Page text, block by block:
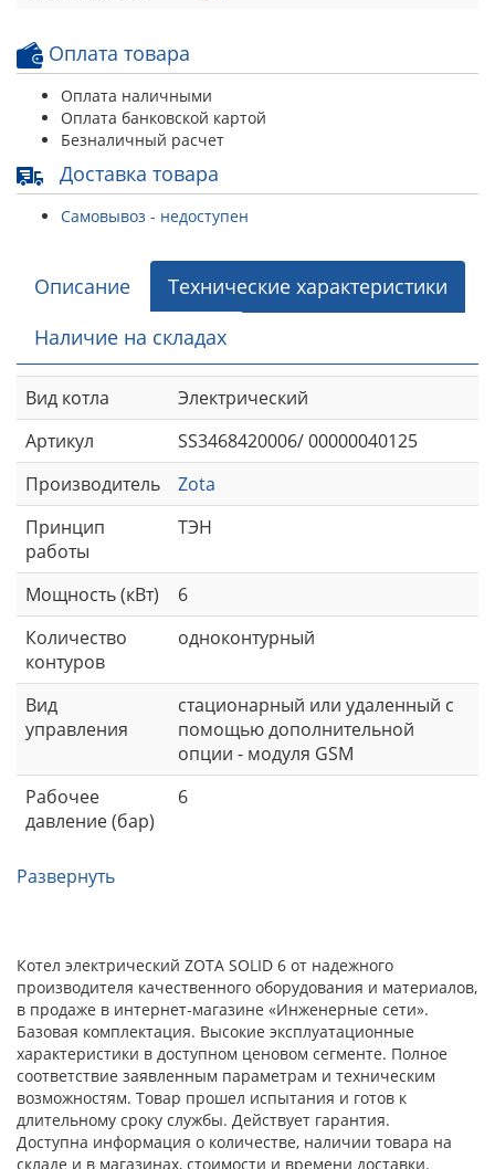
Оплата товара
Оплата наличными
Оплата банковской картой
Безналичный расчет
Доставка товара
Самовывоз - недоступен
Описание
Технические характеристики
Наличие на складах
Вид котла
Электрический
Артикул
SS3468420006/ 00000040125
Производитель
Zota
Принцип
работы
ТЭН
Мощность (кВт)
6
Количество
контуров
одноконтурный
Вид
управления
стационарный или удаленный с
помощью дополнительной
опции - модуля GSM
Рабочее
давление (бар)
6
Развернуть
Котел электрический ZOTA SOLID 6 от надежного
производителя качественного оборудования и материалов,
в продаже в интернет-магазине «Инженерные сети».
Базовая комплектация. Высокие эксплуатационные
характеристики в доступном ценовом сегменте. Полное
соответствие заявленным параметрам и техническим
возможностям. Товар прошел испытания и готов к
длительному сроку службы. Действует гарантия.
Доступна информация о количестве, наличии товара на
складе и в магазинах, стоимости и времени доставки.